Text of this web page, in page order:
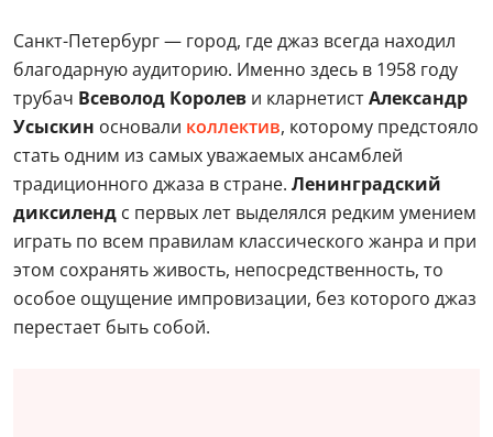
Санкт-Петербург — город, где джаз всегда находил
благодарную аудиторию. Именно здесь в 1958 году
трубач Всеволод Королев и кларнетистАлександр
Усыскин основали коллектив, которому предстояло
стать одним из самых уважаемых ансамблей
традиционного джаза в стране. Ленинградский
диксиленд с первых лет выделялся редким умением
играть по всем правилам классического жанра и при
этом сохранять живость, непосредственность, то
особое ощущение импровизации, без которого джаз
перестает быть собой.